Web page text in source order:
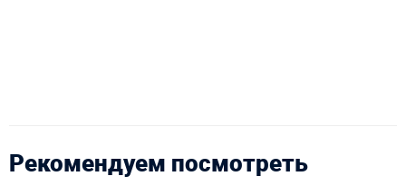
Рекомендуем посмотреть